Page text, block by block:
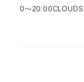
0～20:00CLOUDS